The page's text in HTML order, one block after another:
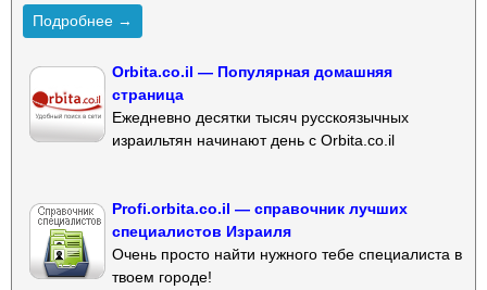
Подробнее →
Orbita.co.il — Популярная домашняя
страница
Ежедневно десятки тысяч русскоязычных
израильтян начинают день с Orbita.co.il
Profi.orbita.co.il — справочник лучших
специалистов Израиля
Очень просто найти нужного тебе специалиста в
твоем городе!